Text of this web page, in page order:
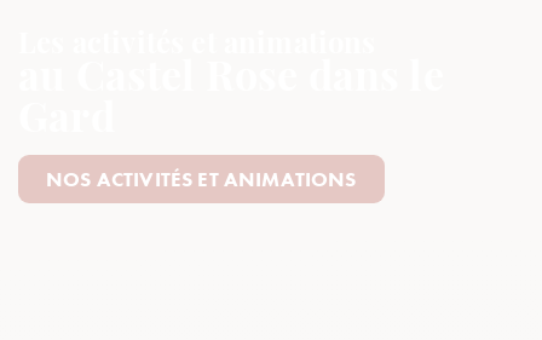
NOS ACTIVITÉS ET ANIMATIONS